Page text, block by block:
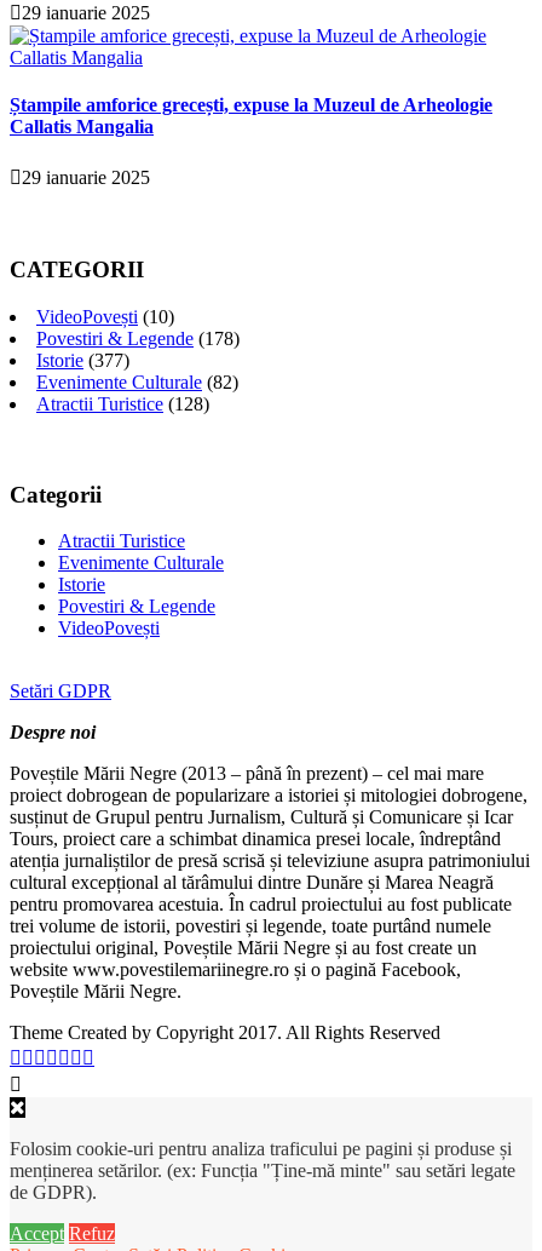
29 ianuarie 2025
Ștampile amforice grecești, expuse la Muzeul de Arheologie
Callatis Mangalia
29 ianuarie 2025
CATEGORII
VideoPovești (10)
Povestiri & Legende (178)
Istorie (377)
Evenimente Culturale (82)
Atractii Turistice (128)
Categorii
Atractii Turistice
Evenimente Culturale
Istorie
Povestiri & Legende
VideoPovești
Setări GDPR
Despre noi
Poveștile Mării Negre (2013 – până în prezent) – cel mai mare
proiect dobrogean de popularizare a istoriei și mitologiei dobrogene,
susținut de Grupul pentru Jurnalism, Cultură și Comunicare și Icar
Tours, proiect care a schimbat dinamica presei locale, îndreptând
atenția jurnaliștilor de presă scrisă și televiziune asupra patrimoniului
cultural excepțional al tărâmului dintre Dunăre și Marea Neagră
pentru promovarea acestuia. În cadrul proiectului au fost publicate
trei volume de istorii, povestiri și legende, toate purtând numele
proiectului original, Poveștile Mării Negre și au fost create un
website www.povestilemariinegre.ro și o pagină Facebook,
Poveștile Mării Negre.
Theme Created by Copyright 2017. All Rights Reserved
Folosim cookie-uri pentru analiza traficului pe pagini și produse și
menținerea setărilor. (ex: Funcția "Ține-mă minte" sau setări legate
de GDPR).
Accept Refuz